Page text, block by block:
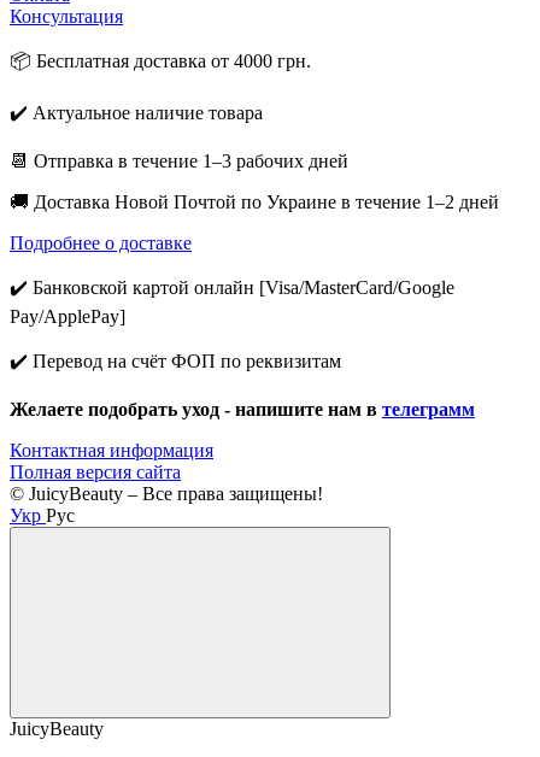
Консультация
📦 Бесплатная доставка от 4000 грн.
✔️ Актуальное наличие товара
📆 Отправка в течение 1–3 рабочих дней
🚚 Доставка Новой Почтой по Украине в течение 1–2 дней
Подробнее о доставке
✔️ Банковской картой онлайн [Visa/MasterCard/Google
Pay/ApplePay]
✔️ Перевод на счёт ФОП по реквизитам
Желаете подобрать уход - напишите нам в телеграмм
Контактная информация
Полная версия сайта
© JuicyBeauty – Все права защищены!
Укр Рус
JuicyBeauty